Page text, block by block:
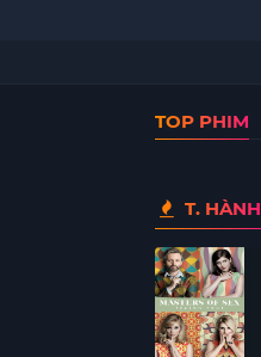
TOP PHIM
T. HÀNH